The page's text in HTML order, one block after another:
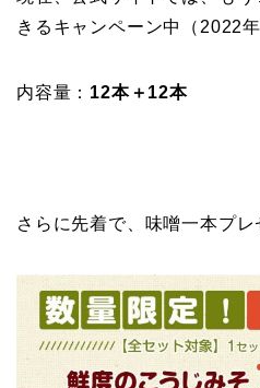
きるキャンペーン中（2022
内容量： 12本＋12本
さらに先着で、味噌一本プレ